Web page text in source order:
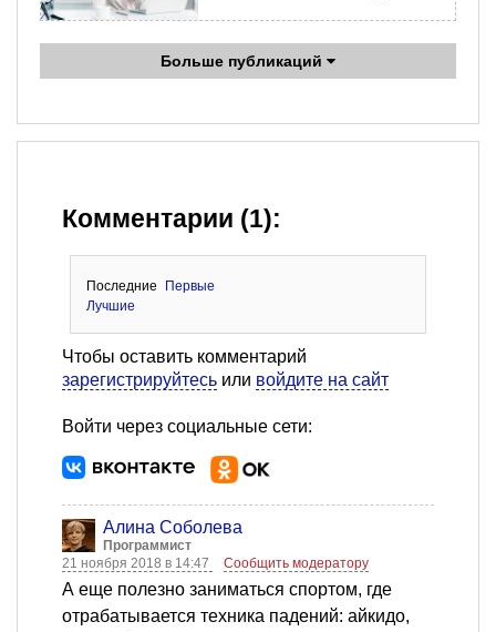
Больше публикаций
Комментарии (1):
Последние
Первые
Лучшие
Чтобы оставить комментарий
зарегистрируйтесь или войдите на сайт
Войти через социальные сети:
Алина Соболева
Программист
21 ноября 2018 в 14:47
Сообщить модератору
А еще полезно заниматься спортом, где
отрабатывается техника падений: айкидо,